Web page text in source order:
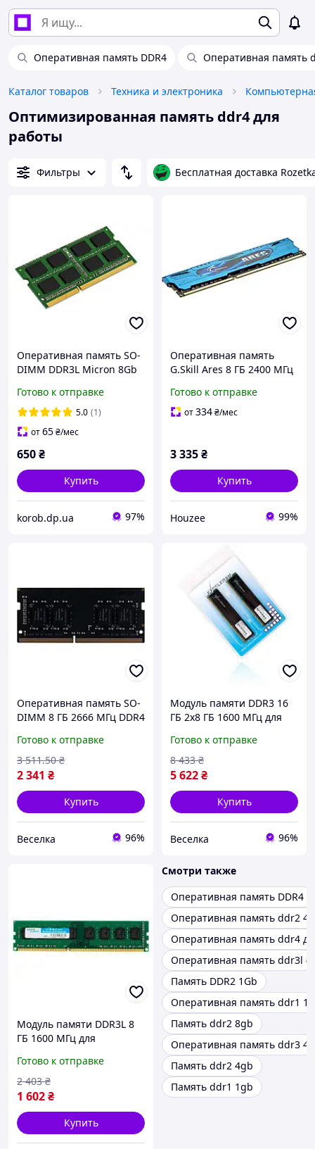
Оперативная память DDR4 Оперативная память
Каталог товаров Техника и электроника
Оптимизированная память ddr4 для
работы
Фильтры Бесплатная доставка
Оперативная память SO-
DIMM DDR3L Micron 8Gb
Готово к отправке
5.0 (1)
от65₴/мес
650₴
Купить
korob.dp.ua 97%
Оперативная память
G.Skill Ares 8 ГБ 2400 МГц
производительность
стабильная работа
Готово к отправке
от334₴/мес
3 335₴
Купить
Houzee 99%
Оперативная память SO-
DIMM 8 ГБ 2666 МГц DDR4
высокая
производительность
низкое
энергопотребление
FLAME
Готово к отправке
2 341 ₴
3 511.50 ₴
Купить
Веселка 96%
Модуль памяти DDR3 16
ГБ 2x8 ГБ 1600 МГц для
производительность для
игр и работы FLAME
Готово к отправке
5 622₴
8 433 ₴
Купить
Веселка 96%
Модуль памяти DDR3L 8
ГБ 1600 МГц для
высокая
производительность для
игр и работы FLAME
Готово к отправке
1 602₴
2 403 ₴
Купить
Смотри также
Оперативная память DDR4
Оперативная память ddr2
Оперативная память ddr4
Оперативная память ddr3l
Память DDR2 1Gb
Оперативная память ddr1
Память ddr2 8gb
Оперативная память ddr3
Память ddr2 4gb
Память ddr1 1gb